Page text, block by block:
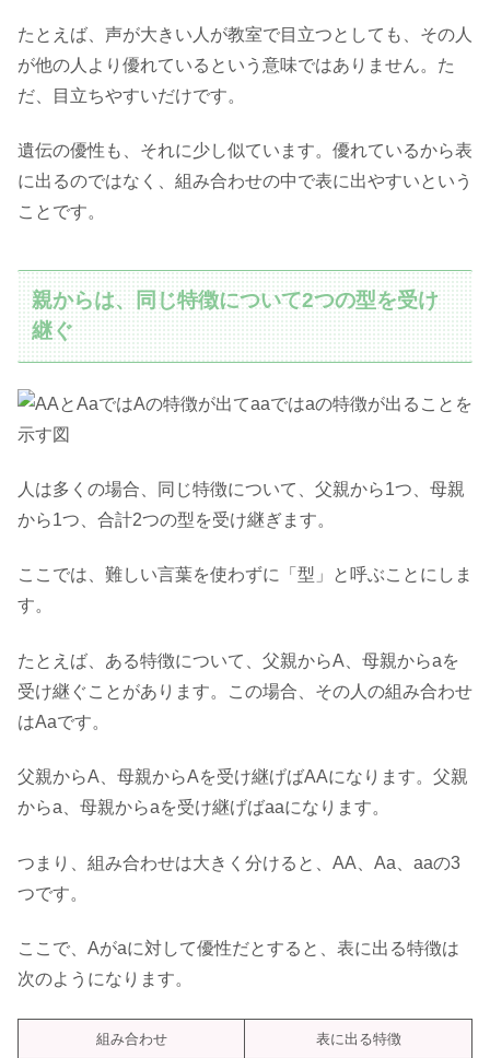
たとえば、声が大きい人が教室で目立つとしても、その人
が他の人より優れているという意味ではありません。た
だ、目立ちやすいだけです。
遺伝の優性も、それに少し似ています。優れているから表
に出るのではなく、組み合わせの中で表に出やすいという
ことです。
親からは、同じ特徴について2つの型を受け
継ぐ
人は多くの場合、同じ特徴について、父親から1つ、母親
から1つ、合計2つの型を受け継ぎます。
ここでは、難しい言葉を使わずに「型」と呼ぶことにしま
す。
たとえば、ある特徴について、父親からA、母親からaを
受け継ぐことがあります。この場合、その人の組み合わせ
はAaです。
父親からA、母親からAを受け継げばAAになります。父親
からa、母親からaを受け継げばaaになります。
つまり、組み合わせは大きく分けると、AA、Aa、aaの3
つです。
ここで、Aがaに対して優性だとすると、表に出る特徴は
次のようになります。
組み合わせ 表に出る特徴